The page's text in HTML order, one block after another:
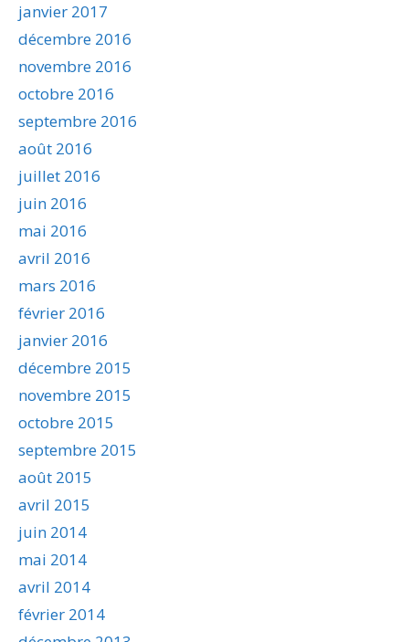
janvier 2017
décembre 2016
novembre 2016
octobre 2016
septembre 2016
août 2016
juillet 2016
juin 2016
mai 2016
avril 2016
mars 2016
février 2016
janvier 2016
décembre 2015
novembre 2015
octobre 2015
septembre 2015
août 2015
avril 2015
juin 2014
mai 2014
avril 2014
février 2014